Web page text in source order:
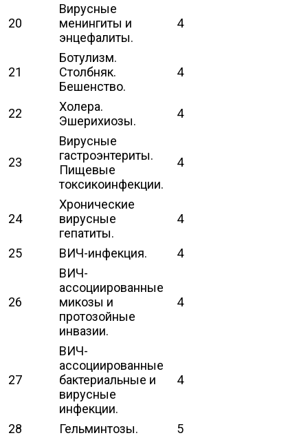
20
Вирусные
менингиты и
энцефалиты.
4
21
Ботулизм.
Столбняк.
Бешенство.
4
22
Холера.
Эшерихиозы.
4
23
Вирусные
гастроэнтериты.
Пищевые
токсикоинфекции.
4
24
Хронические
вирусные
гепатиты.
4
25 ВИЧ-инфекция. 4
26
ВИЧ-
ассоциированные
микозы и
протозойные
инвазии.
4
27
ВИЧ-
ассоциированные
бактериальные и
вирусные
инфекции.
4
28 Гельминтозы.
5